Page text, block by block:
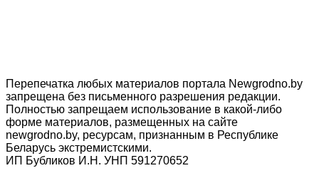
Перепечатка любых материалов портала Newgrodno.by
запрещена без письменного разрешения редакции.
Полностью запрещаем использование в какой-либо
форме материалов, размещенных на сайте
newgrodno.by, ресурсам, признанным в Республике
Беларусь экстремистскими.
ИП Бубликов И.Н. УНП 591270652